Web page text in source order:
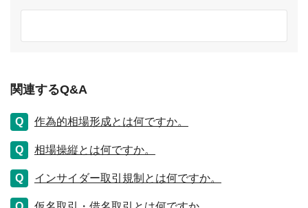
関連するQ&A
作為的相場形成とは何ですか。
相場操縦とは何ですか。
インサイダー取引規制とは何ですか。